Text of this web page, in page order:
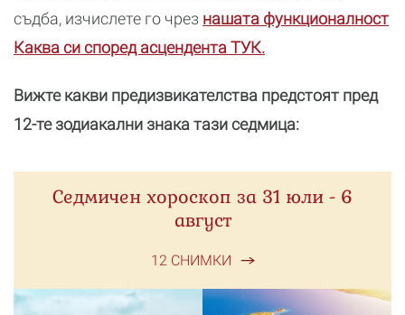
съдба, изчислете го чрез нашата функционалност
Каква си според асцендента ТУК.
Вижте какви предизвикателства предстоят пред
12-те зодиакални знака тази седмица:
Седмичен хороскоп за 31 юли - 6
август
12 СНИМКИ